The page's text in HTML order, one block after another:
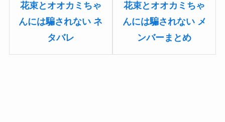
花束とオオカミちゃ
んには騙されない ネ
タバレ
花束とオオカミちゃ
んには騙されない メ
ンバーまとめ